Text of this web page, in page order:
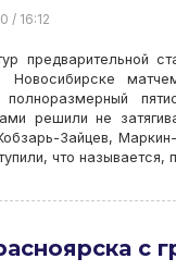
/ 16:12
предварительной
Новосибирске
полноразмерный
решили не
Зайцев,
что называется,
с